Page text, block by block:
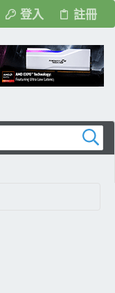
登入 註冊